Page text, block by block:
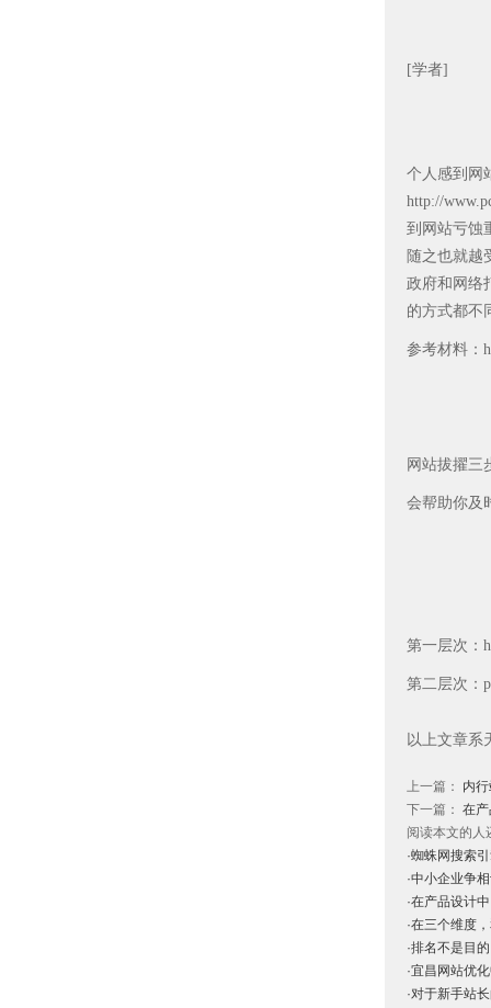
[学者]
个人感到网
http://
到网站亏蚀
随之也就越
政府和网络
的方式都不
参考材料：
网站拔擢三
会帮助你及
第一层次：
第二层次：
以上文章系
上一篇： 内
下一篇： 在
阅读本文的人
·蜘蛛网搜索
·中小企业争
·在产品设计
·在三个维度
·排名不是目
·宜昌网站优
·对于新手站